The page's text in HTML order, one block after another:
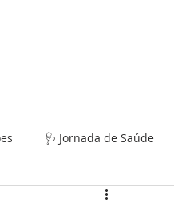
🩺 Jornada de Saúde